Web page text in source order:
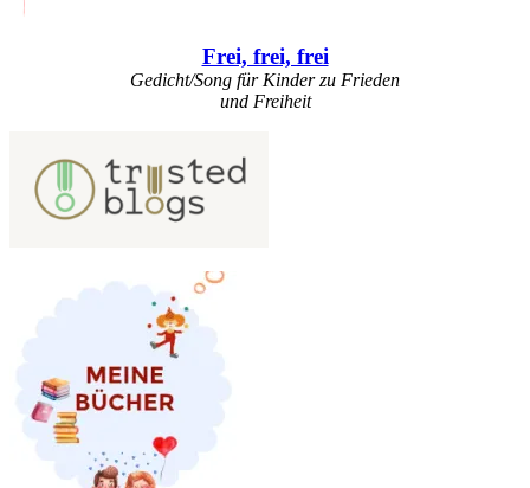
Frei, frei, frei
Gedicht/Song für Kinder zu Frieden
und Freiheit